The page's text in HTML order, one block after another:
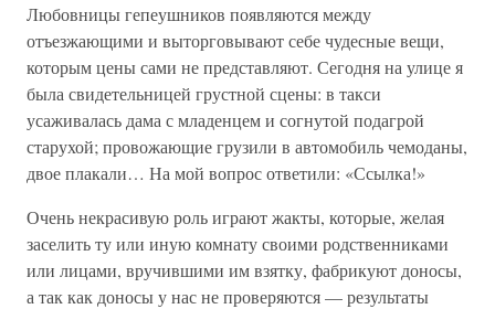
Любовницы гепеушников появляются между
отъезжающими и выторговывают себе чудесные вещи,
которым цены сами не представляют. Сегодня на улице я
была свидетельницей грустной сцены: в такси
усаживалась дама с младенцем и согнутой подагрой
старухой; провожающие грузили в автомобиль чемоданы,
двое плакали… На мой вопрос ответили: «Ссылка!»
Очень некрасивую роль играют жакты, которые, желая
заселить ту или иную комнату своими родственниками
или лицами, вручившими им взятку, фабрикуют доносы,
а так как доносы у нас не проверяются — результаты